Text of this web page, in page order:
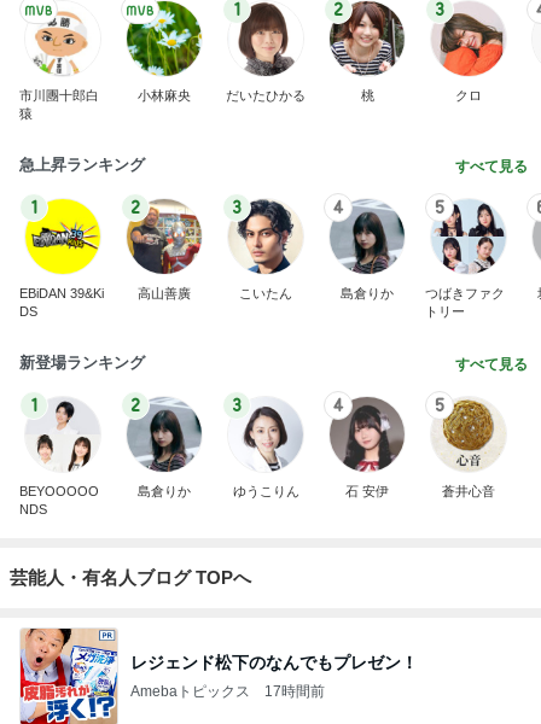
市川團十郎白
猿
小林麻央
1
だいたひかる
2
桃
3
クロ
急上昇ランキング すべて見る
1
EBiDAN 39&Ki
DS
2
高山善廣
3
こいたん
4
島倉りか
5
つばきファク
トリー
新登場ランキング すべて見る
1
BEYOOOOO
NDS
2
島倉りか
3
ゆうこりん
4
石 安伊
5
蒼井心音
芸能人・有名人ブログ TOPへ
レジェンド松下のなんでもプレゼン！
Amebaトピックス 17時間前